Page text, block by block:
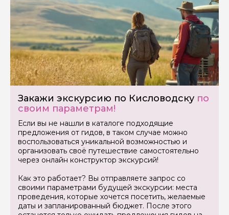
Закажи экскурсию по Кисловодску по
своим параметрам!
Если вы не нашли в каталоге подходящие
предложения от гидов, в таком случае можно
воспользоваться уникальной возможностью и
организовать своё путешествие самостоятельно
через онлайн конструктор экскурсий!
Как это работает? Вы отправляете запрос со
своими параметрами будущей экскурсии: места
проведения, которые хочется посетить, желаемые
даты и запланированный бюджет. После этого